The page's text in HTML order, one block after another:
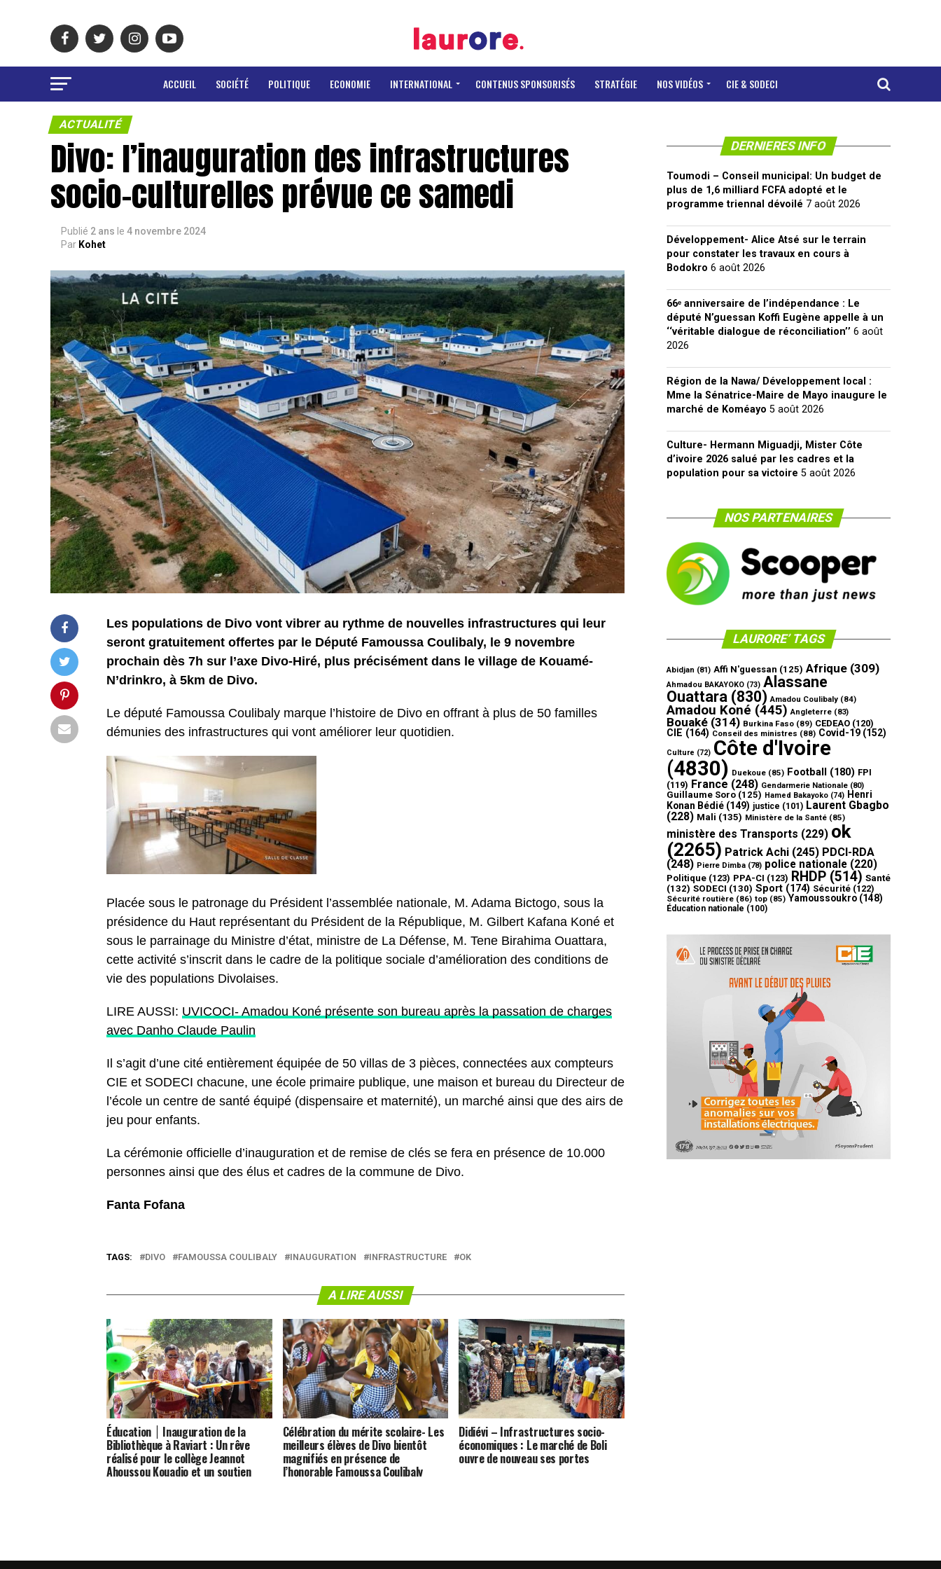
ACCUEIL SOCIÉTÉ POLITIQUE ECONOMIE INTERNATIONAL CONTENUS SPONSORISÉS STRATÉGIE NOS VIDÉOS CIE & SODECI
ACTUALITÉ
Divo: l’inauguration des infrastructures
socio-culturelles prévue ce samedi
Publié 2 ans le 4 novembre 2024
Par Kohet
Les populations de Divo vont vibrer au rythme de nouvelles infrastructures qui leur
seront gratuitement offertes par le Député Famoussa Coulibaly, le 9 novembre
prochain dès 7h sur l’axe Divo-Hiré, plus précisément dans le village de Kouamé-
N’drinkro, à 5km de Divo.
Le député Famoussa Coulibaly marque l’histoire de Divo en offrant à plus de 50 familles
démunies des infrastructures qui vont améliorer leur quotidien.
Placée sous le patronage du Président l’assemblée nationale, M. Adama Bictogo, sous la
présidence du Haut représentant du Président de la République, M. Gilbert Kafana Koné et
sous le parrainage du Ministre d’état, ministre de La Défense, M. Tene Birahima Ouattara,
cette activité s’inscrit dans le cadre de la politique sociale d’amélioration des conditions de
vie des populations Divolaises.
LIRE AUSSI: UVICOCI- Amadou Koné présente son bureau après la passation de charges
avec Danho Claude Paulin
Il s’agit d’une cité entièrement équipée de 50 villas de 3 pièces, connectées aux compteurs
CIE et SODECI chacune, une école primaire publique, une maison et bureau du Directeur de
l’école un centre de santé équipé (dispensaire et maternité), un marché ainsi que des airs de
jeu pour enfants.
La cérémonie officielle d’inauguration et de remise de clés se fera en présence de 10.000
personnes ainsi que des élus et cadres de la commune de Divo.
Fanta Fofana
TAGS: DIVO FAMOUSSA COULIBALY INAUGURATION INFRASTRUCTURE OK
A LIRE AUSSI
Éducation ׀ Inauguration de la
Bibliothèque à Raviart : Un rêve
réalisé pour le collège Jeannot
Ahoussou Kouadio et un soutien
Célébration du mérite scolaire- Les
meilleurs élèves de Divo bientôt
magnifiés en présence de
l’honorable Famoussa Coulibaly
Didiévi – Infrastructures socio-
économiques : Le marché de Boli
ouvre de nouveau ses portes
DERNIERES INFO
Toumodi – Conseil municipal: Un budget de
plus de 1,6 milliard FCFA adopté et le
programme triennal dévoilé 7 août 2026
Développement- Alice Atsé sur le terrain
pour constater les travaux en cours à
Bodokro 6 août 2026
66ᵉ anniversaire de l’indépendance : Le
député N’guessan Koffi Eugène appelle à un
‘‘véritable dialogue de réconciliation’’ 6 août
2026
Région de la Nawa/ Développement local :
Mme la Sénatrice-Maire de Mayo inaugure le
marché de Koméayo 5 août 2026
Culture- Hermann Miguadji, Mister Côte
d’ivoire 2026 salué par les cadres et la
population pour sa victoire 5 août 2026
NOS PARTENAIRES
LAURORE’ TAGS
Abidjan (81) Affi N'guessan (125) Afrique (309)
Ahmadou BAKAYOKO (73) Alassane
Ouattara (830) Amadou Coulibaly (84)
Amadou Koné (445) Angleterre (83)
Bouaké (314) Burkina Faso (89) CEDEAO (120)
CIE (164) Conseil des ministres (88) Covid-19 (152)
Culture (72) Côte d'Ivoire
(4830) Duekoue (85) Football (180) FPI
(119) France (248) Gendarmerie Nationale (80)
Guillaume Soro (125) Hamed Bakayoko (74) Henri
Konan Bédié (149) justice (101) Laurent Gbagbo
(228) Mali (135) Ministère de la Santé (85)
ministère des Transports (229) ok
(2265) Patrick Achi (245) PDCI-RDA
(248) Pierre Dimba (78) police nationale (220)
Politique (123) PPA-CI (123) RHDP (514) Santé
(132) SODECI (130) Sport (174) Sécurité (122)
Sécurité routière (86) top (85) Yamoussoukro (148)
Éducation nationale (100)